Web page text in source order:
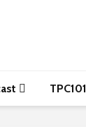
TPC101